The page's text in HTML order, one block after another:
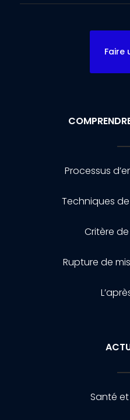
Faire
Processus
Techniques
Critère
Rupture de
Santé